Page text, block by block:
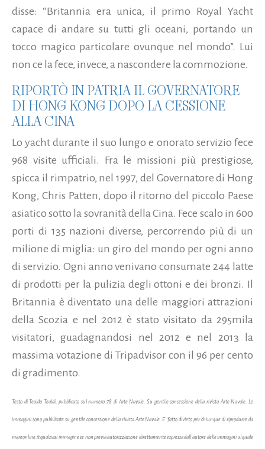
disse: “Britannia era unica, il primo Royal Yacht
capace di andare su tutti gli oceani, portando un
tocco magico particolare ovunque nel mondo”. Lui
non ce la fece, invece, a nascondere la commozione.
RIPORTÒ IN PATRIA IL GOVERNATORE
DI HONG KONG DOPO LA CESSIONE
ALLA CINA
Lo yacht durante il suo lungo e onorato servizio fece
968 visite ufficiali. Fra le missioni più prestigiose,
spicca il rimpatrio, nel 1997, del Governatore di Hong
Kong, Chris Patten, dopo il ritorno del piccolo Paese
asiatico sotto la sovranità della Cina. Fece scalo in 600
porti di 135 nazioni diverse, percorrendo più di un
milione di miglia: un giro del mondo per ogni anno
di servizio. Ogni anno venivano consumate 244 latte
di prodotti per la pulizia degli ottoni e dei bronzi. Il
Britannia è diventato una delle maggiori attrazioni
della Scozia e nel 2012 è stato visitato da 295mila
visitatori, guadagnandosi nel 2012 e nel 2013 la
massima votazione di Tripadvisor con il 96 per cento
di gradimento.
Testo di Tealdo Tealdi, pubblicato sulnumero 78 di Arte Navale. Su gentile concessione della rivista Arte Navale. Le
immagini sono pubblicate su gentile concessione della rivista Arte Navale. E' fatto divieto per chiunque di riprodurre da
mareonline.it qualsiasi immagine se non previa autorizzazione direttamente espressa dall'autore delle immagini al quale